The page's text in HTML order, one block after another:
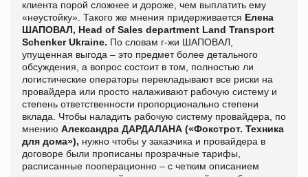
клиента порой сложнее и дороже, чем выплатить ему
«неустойку». Такого же мнения придерживается Елена
ШАПОВАЛ, Head of Sales department Land Transport
Schenker Ukraine. По словам г-жи ШАПОВАЛ,
упущенная выгода – это предмет более детального
обсуждения, а вопрос состоит в том, полностью ли
логистические операторы перекладывают все риски на
провайдера или просто налаживают рабочую систему и
степень ответственности пропорционально степени
вклада. Чтобы наладить рабочую систему провайдера, по
мнению Александра ДАРДАЛАНА («Фокстрот. Техника
для дома»), нужно чтобы у заказчика и провайдера в
договоре были прописаны прозрачные тарифы,
расписанные пооперационно – с четким описанием